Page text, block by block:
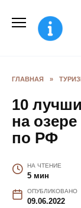
содержанию
ГЛАВНАЯ »
10
на
по РФ
НА ЧТЕНИЕ
5 мин
ОПУБЛИКОВАНО
09.06.2022